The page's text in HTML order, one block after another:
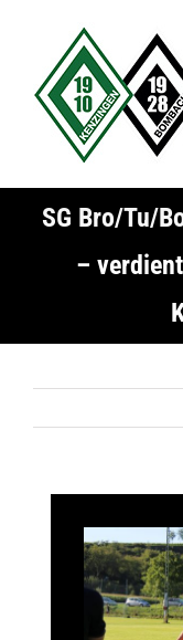
springen
SG Bro/Tu/
–